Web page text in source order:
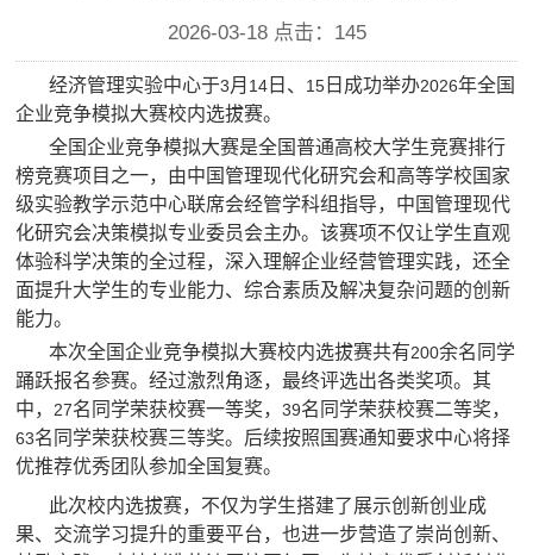
2026-03-18 点击： 145
经济管理实验中心于3月 14 日、 15 日成功举办2026年全国
企业竞争模拟大赛校内选拔赛。
全国企业竞争模拟大赛是全国普通高校大学生竞赛排行
榜竞赛项目之一，由中国管理现代化研究会和高等学校国家
级实验教学示范中心联席会经管学科组指导，中国管理现代
化研究会决策模拟专业委员会主办。该赛项不仅让学生直观
体验科学决策的全过程，深入理解企业经营管理实践，还全
面提升大学生的专业能力、综合素质及解决复杂问题的创新
能力。
本次全国企业竞争模拟大赛校内选拔赛共有200余名同学
踊跃报名参赛。经过激烈角逐，最终评选出各类奖项。其
中， 27名同学荣获校赛一等奖，39名同学荣获校赛二等奖，
63名同学荣获校赛三等奖。后续按照国赛通知要求中心将择
优推荐优秀团队参加全国复赛。
此次校内选拔赛，不仅为学生搭建了展示创新创业成
果、交流学习提升的重要平台，也进一步营造了崇尚创新、